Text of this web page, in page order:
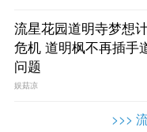
流星花园道明寺梦想
危机 道明枫不再插手
问题
娱菇凉
>>>